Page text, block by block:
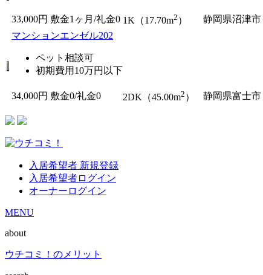
33,000円 敷金1ヶ月/礼金0 1K（17.70m2 ） 静岡県沼津市
マンションエンゼル202
ペット相談可
初期費用10万円以下
34,000円 敷金0/礼金0 2DK（45.00m2 ） 静岡県富士市
入居希望者 新規登録
入居希望者ログイン
オーナーログイン
MENU
about
ウチコミ！のメリット